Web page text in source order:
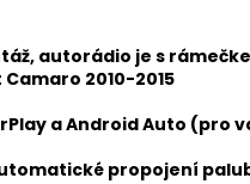
autorádio je s
2010-2015
a Android Auto (pro
propojení